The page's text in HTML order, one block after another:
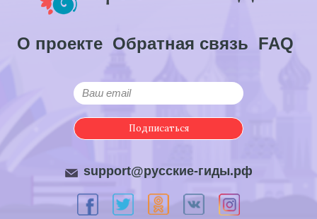
О проекте Обратная связь FAQ
Подписаться
support@русские-гиды.рф